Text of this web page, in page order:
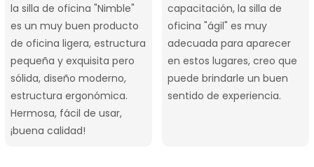
la silla de oficina "Nimble"
es un muy buen producto
de oficina ligera, estructura
pequeña y exquisita pero
sólida, diseño moderno,
estructura ergonómica.
Hermosa, fácil de usar,
¡buena calidad!
capacitación, la silla de
oficina "ágil" es muy
adecuada para aparecer
en estos lugares, creo que
puede brindarle un buen
sentido de experiencia.